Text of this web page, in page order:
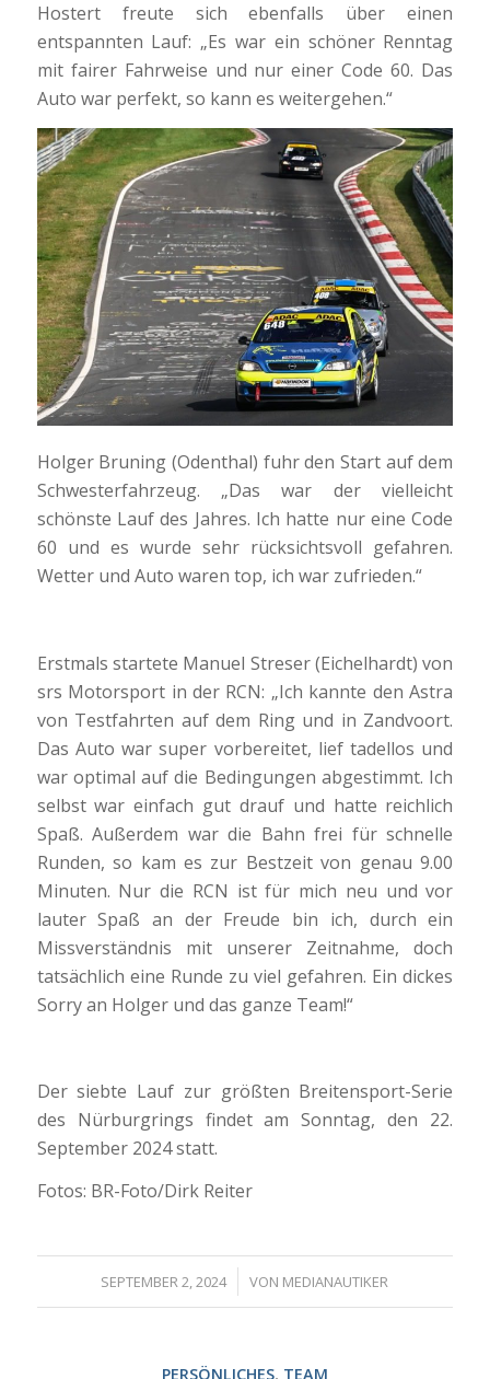
Hostert freute sich ebenfalls über einen
entspannten Lauf: „Es war ein schöner Renntag
mit fairer Fahrweise und nur einer Code 60. Das
Auto war perfekt, so kann es weitergehen.“
Holger Bruning (Odenthal) fuhr den Start auf dem
Schwesterfahrzeug. „Das war der vielleicht
schönste Lauf des Jahres. Ich hatte nur eine Code
60 und es wurde sehr rücksichtsvoll gefahren.
Wetter und Auto waren top, ich war zufrieden.“
Erstmals startete Manuel Streser (Eichelhardt) von
srs Motorsport in der RCN: „Ich kannte den Astra
von Testfahrten auf dem Ring und in Zandvoort.
Das Auto war super vorbereitet, lief tadellos und
war optimal auf die Bedingungen abgestimmt. Ich
selbst war einfach gut drauf und hatte reichlich
Spaß. Außerdem war die Bahn frei für schnelle
Runden, so kam es zur Bestzeit von genau 9.00
Minuten. Nur die RCN ist für mich neu und vor
lauter Spaß an der Freude bin ich, durch ein
Missverständnis mit unserer Zeitnahme, doch
tatsächlich eine Runde zu viel gefahren. Ein dickes
Sorry an Holger und das ganze Team!“
Der siebte Lauf zur größten Breitensport-Serie
des Nürburgrings findet am Sonntag, den 22.
September 2024 statt.
Fotos: BR-Foto/Dirk Reiter
SEPTEMBER 2, 2024
/ VON MEDIANAUTIKER
PERSÖNLICHES, TEAM